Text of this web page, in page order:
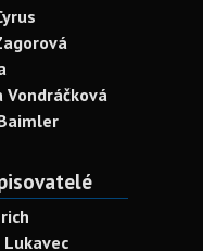
Vondráčková
Lukavec